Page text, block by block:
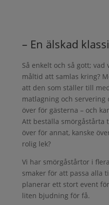
– En älskad
Så enkelt och så gott;
måltid att samlas kring?
att den som ställer till
matlagning och
över för gästerna – och
Att beställa
över för annat, kanske
rolig lek?
Vi har smörgåstårtor i
smaker för att passa alla
planerar ett stort event
liten bjudning för få.